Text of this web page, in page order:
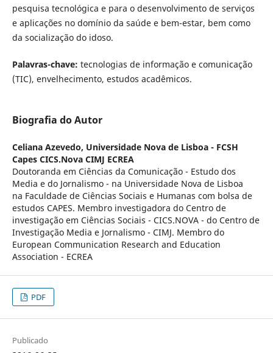
pesquisa tecnológica e para o desenvolvimento de serviços
e aplicações no domínio da saúde e bem-estar, bem como
da socialização do idoso.
Palavras-chave: tecnologias de informação e comunicação
(TIC), envelhecimento, estudos acadêmicos.
Biografia do Autor
Celiana Azevedo, Universidade Nova de Lisboa - FCSH
Capes CICS.Nova CIMJ ECREA
Doutoranda em Ciências da Comunicação - Estudo dos
Media e do Jornalismo - na Universidade Nova de Lisboa
na Faculdade de Ciências Sociais e Humanas com bolsa de
estudos CAPES. Membro investigadora do Centro de
investigação em Ciências Sociais - CICS.NOVA - do Centro de
Investigação Media e Jornalismo - CIMJ. Membro do
European Communication Research and Education
Association - ECREA
PDF
Publicado